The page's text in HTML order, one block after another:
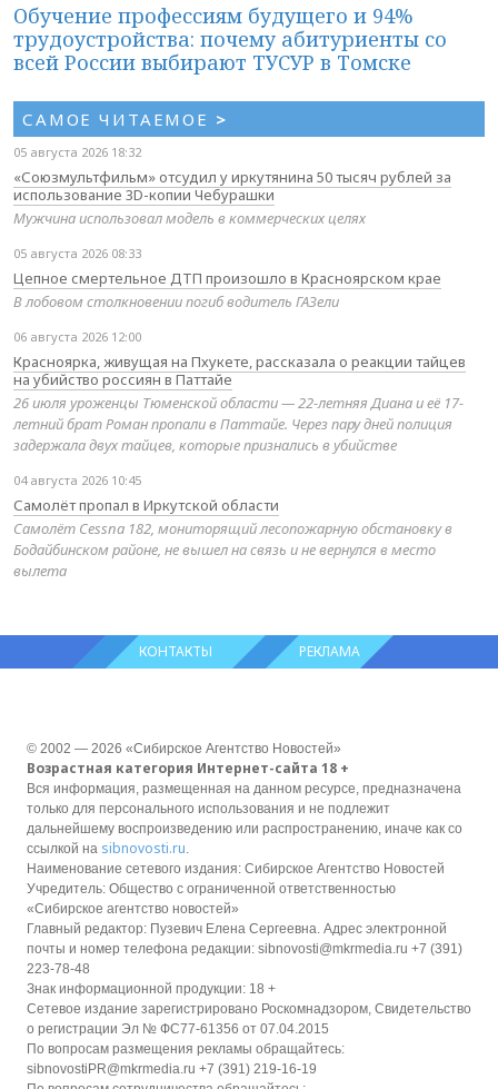
Обучение профессиям будущего и 94%
трудоустройства: почему абитуриенты со
всей России выбирают ТУСУР в Томске
САМОЕ ЧИТАЕМОЕ >
05 августа 2026 18:32
«Союзмультфильм» отсудил у иркутянина 50 тысяч рублей за
использование 3D-копии Чебурашки
Мужчина использовал модель в коммерческих целях
05 августа 2026 08:33
Цепное смертельное ДТП произошло в Красноярском крае
В лобовом столкновении погиб водитель ГАЗели
06 августа 2026 12:00
Красноярка, живущая на Пхукете, рассказала о реакции тайцев
на убийство россиян в Паттайе
26 июля уроженцы Тюменской области — 22-летняя Диана и её 17-
летний брат Роман пропали в Паттайе. Через пару дней полиция
задержала двух тайцев, которые признались в убийстве
04 августа 2026 10:45
Самолёт пропал в Иркутской области
Самолёт Cessna 182, мониторящий лесопожарную обстановку в
Бодайбинском районе, не вышел на связь и не вернулся в место
вылета
КОНТАКТЫ РЕКЛАМА
© 2002 — 2026 «Сибирское Агентство Новостей»
Возрастная категория Интернет-сайта 18 +
Вся информация, размещенная на данном ресурсе, предназначена
только для персонального использования и не подлежит
дальнейшему воспроизведению или распространению, иначе как со
ссылкой на sibnovosti.ru
Наименование сетевого издания: Сибирское Агентство Новостей
Учредитель: Общество с ограниченной ответственностью
«Сибирское агентство новостей»
Главный редактор: Пузевич Елена Сергеевна. Адрес электронной
почты и номер телефона редакции: sibnovosti@mkrmedia.ru +7 (391)
223-78-48
Знак информационной продукции: 18 +
Сетевое издание зарегистрировано Роскомнадзором, Свидетельство
о регистрации Эл № ФС77-61356 от 07.04.2015
По вопросам размещения рекламы обращайтесь:
sibnovostiPR@mkrmedia.ru +7 (391) 219-16-19